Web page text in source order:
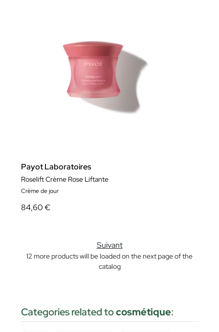
Payot Laboratoires
Roselift Crème Rose Liftante
Crème de jour
84,60 €
Suivant
12 more products will be loaded on the next page of the
catalog
Categories related tocosmétique: